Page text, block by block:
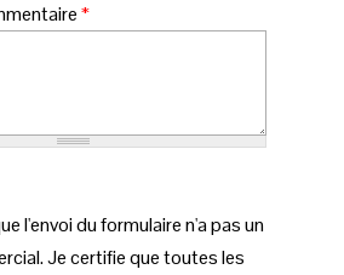
*
l'envoi du formulaire n'a pas un
Je certifie que toutes les